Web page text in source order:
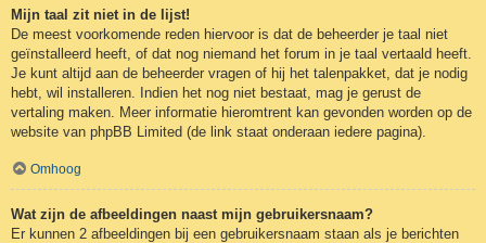
Mijn taal zit niet in de lijst!
De meest voorkomende reden hiervoor is dat de beheerder je taal niet
geïnstalleerd heeft, of dat nog niemand het forum in je taal vertaald heeft.
Je kunt altijd aan de beheerder vragen of hij het talenpakket, dat je nodig
hebt, wil installeren. Indien het nog niet bestaat, mag je gerust de
vertaling maken. Meer informatie hieromtrent kan gevonden worden op de
website van phpBB Limited (de link staat onderaan iedere pagina).
Omhoog
Wat zijn de afbeeldingen naast mijn gebruikersnaam?
Er kunnen 2 afbeeldingen bij een gebruikersnaam staan als je berichten